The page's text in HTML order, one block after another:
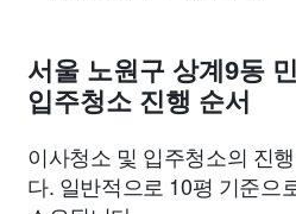
서울 노원구 상계9동
입주청소 진행 순서
이사청소 및 입주청소의 진
다. 일반적으로 10평 기준으